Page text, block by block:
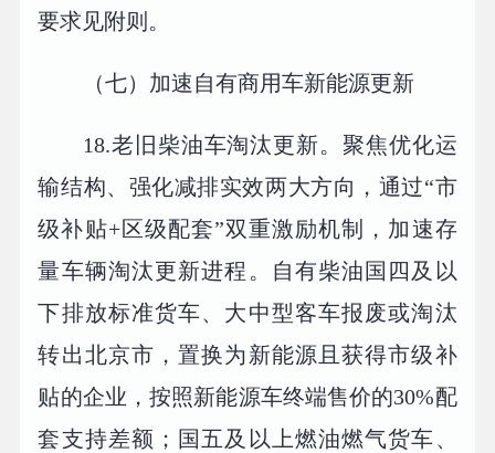
要求见附则。
（七）加速自有商用车新能源更新
18.老旧柴油车淘汰更新。聚焦优化运
输结构、强化减排实效两大方向，通过“市
级补贴+区级配套”双重激励机制，加速存
量车辆淘汰更新进程。自有柴油国四及以
下排放标准货车、大中型客车报废或淘汰
转出北京市，置换为新能源且获得市级补
贴的企业，按照新能源车终端售价的30%配
套支持差额；国五及以上燃油燃气货车、